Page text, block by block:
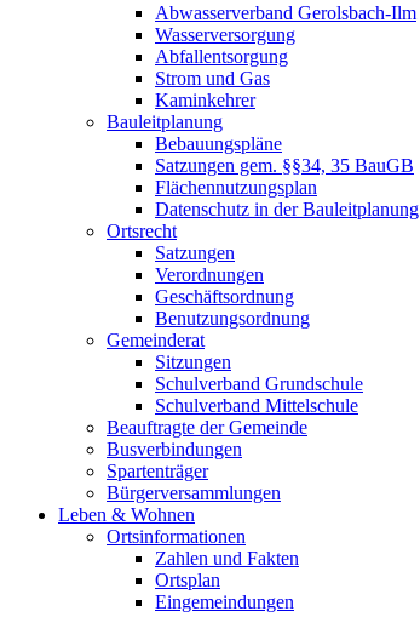
Abwasserverband Gerolsbach-Ilm
Wasserversorgung
Abfallentsorgung
Strom und Gas
Kaminkehrer
Bauleitplanung
Bebauungspläne
Satzungen gem. §§34, 35 BauGB
Flächennutzungsplan
Datenschutz in der Bauleitplanung
Ortsrecht
Satzungen
Verordnungen
Geschäftsordnung
Benutzungsordnung
Gemeinderat
Sitzungen
Schulverband Grundschule
Schulverband Mittelschule
Beauftragte der Gemeinde
Busverbindungen
Spartenträger
Bürgerversammlungen
Leben & Wohnen
Ortsinformationen
Zahlen und Fakten
Ortsplan
Eingemeindungen